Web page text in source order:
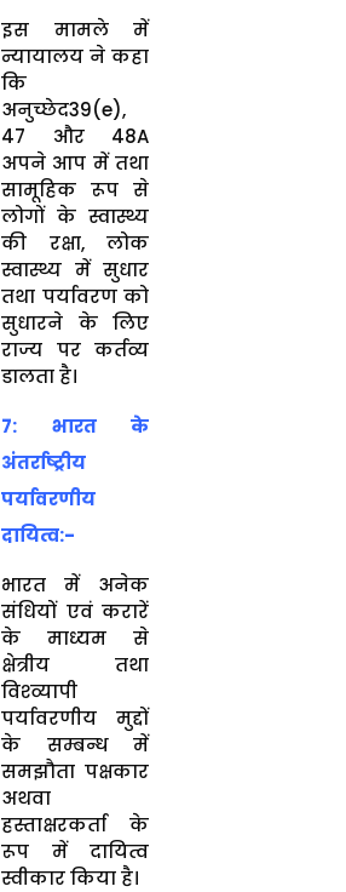
इस मामले में
न्यायालय ने कहा
कि
अनुच्छेद39(e),
47 और 48A
अपने आप में तथा
सामूहिक रूप से
लोगों के स्वास्थ्य
की रक्षा, लोक
स्वास्थ्य में सुधार
तथा पर्यावरण को
सुधारने के लिए
राज्य पर कर्तव्य
डालता है।
7: भारत के
अंतर्राष्ट्रीय
पर्यावरणीय
दायित्व:-
भारत में अनेक
संधियों एवं करारें
के माध्यम से
क्षेत्रीय तथा
विश्व्यापी
पर्यावरणीय मुद्दों
के सम्बन्ध में
समझौता पक्षकार
अथवा
हस्ताक्षरकर्ता के
रूप में दायित्व
स्वीकार किया है।